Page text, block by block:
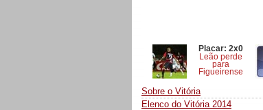
Placar: 2x0
Leão perde
para
Figueirense
Sobre o Vitória
Elenco do Vitória 2014